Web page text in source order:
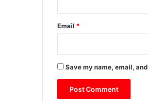
Email *
Save my name, email,